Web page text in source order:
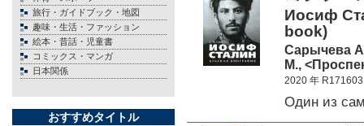
旅行・ガイドブック・地図
趣味・生活・ファッション
絵本・昔話・児童書
コミックス・マンガ
日本関係
おすすめタイトル
Иосиф
book)
Сарычева
М.,
2020 年 R171603
Один из